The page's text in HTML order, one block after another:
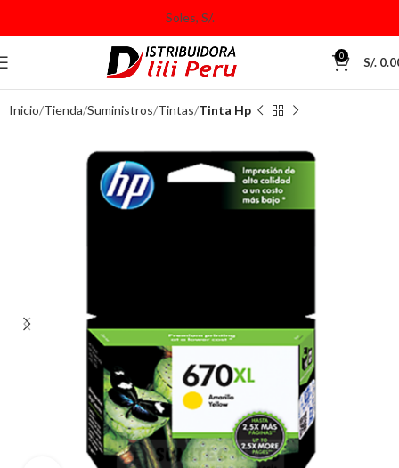
0 S/.
Inicio Tienda Suministros Tintas Tinta Hp